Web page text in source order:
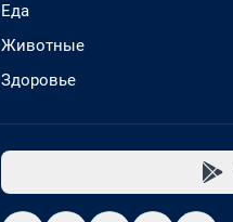
Еда
Животные
Здоровье